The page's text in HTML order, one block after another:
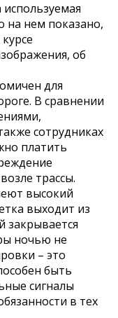
на нем показано,
об
для
В сравнении
сотрудниках
платить
трассы.
высокий
выходит из
закрывается
ночью не
– это
быть
сигналы
в тех